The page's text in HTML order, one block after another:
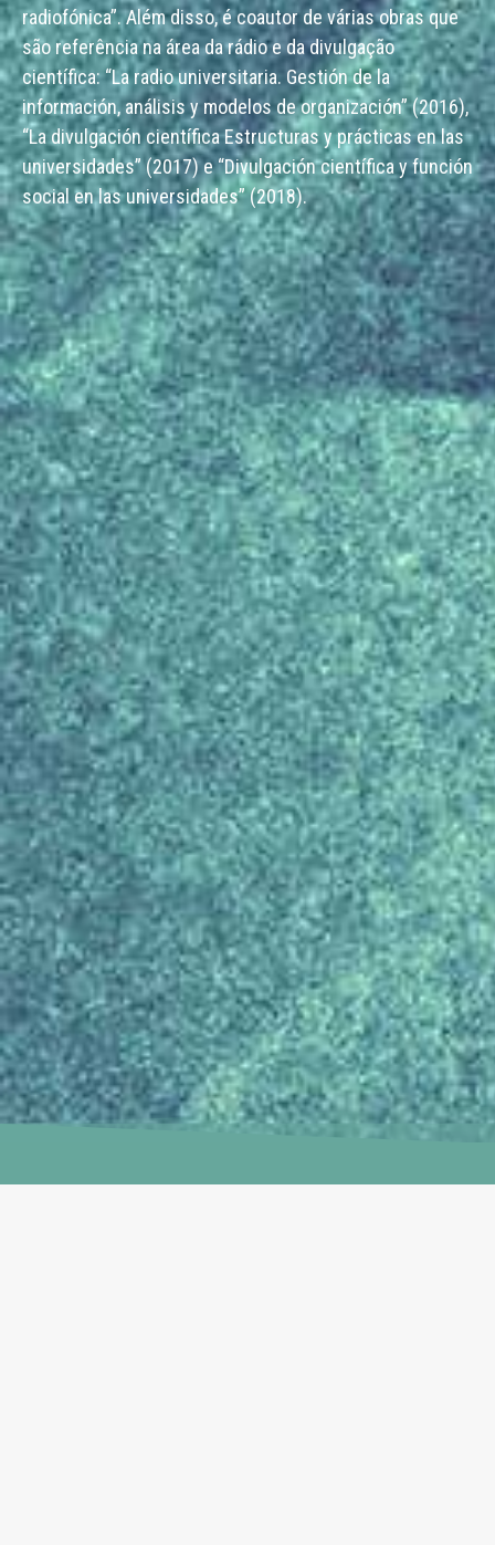
radiofónica”. Além disso, é coautor de várias obras que
são referência na área da rádio e da divulgação
científica: “La radio universitaria. Gestión de la
información, análisis y modelos de organización” (2016),
“La divulgación científica Estructuras y prácticas en las
universidades” (2017) e “Divulgación científica y función
social en las universidades” (2018).